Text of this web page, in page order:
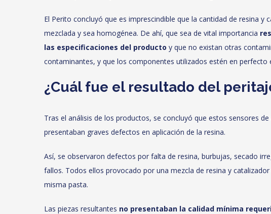
El Perito concluyó que es imprescindible que la cantidad de resina
mezclada y sea homogénea. De ahí, que sea de vital importancia
las especificaciones del producto y que no existan otras
contaminantes, y que los componentes utilizados estén en perfecto
¿Cuál fue el resultado del
Tras el análisis de los productos, se concluyó que estos sensores
presentaban graves defectos en aplicación de la resina.
Así, se observaron defectos por falta de resina, burbujas, secado
fallos. Todos ellos provocado por una mezcla de resina y
misma pasta.
Las piezas resultantes no presentaban la calidad mínima